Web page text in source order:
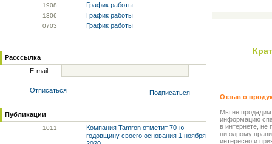
1908 График работы
1306 График работы
0703 График работы
Расссылка
E-mail
Отписаться Подписаться
Публикации
1011
Компания Tamron отметит 70-ю
годовщину своего основания 1 ноября
Отзыв о
Мы не
информацию
в интернете, не
ни одному
интересно и